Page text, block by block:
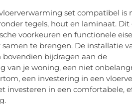
set compatibel is
tegels, hout en laminaat. Dit
voorkeuren en functionele
te brengen. De installatie
bijdragen aan de
van je woning, een niet
een investering in een
investeren in een comfortabele,